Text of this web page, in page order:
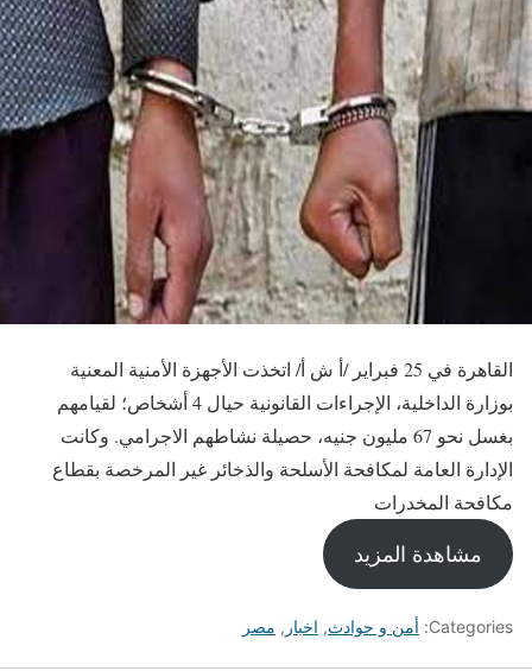
القاهرة في 25 فبراير /أ ش أ/ اتخذت الأجهزة الأمنية المعنية
بوزارة الداخلية، الإجراءات القانونية حيال 4 أشخاص؛ لقيامهم
بغسل نحو 67 مليون جنيه، حصيلة نشاطهم الاجرامي. وكانت
الإدارة العامة لمكافحة الأسلحة والذخائر غير المرخصة بقطاع
مكافحة المخدرات
مشاهدة المزيد
Categories: أمن و حوادث, اخبار , مصر